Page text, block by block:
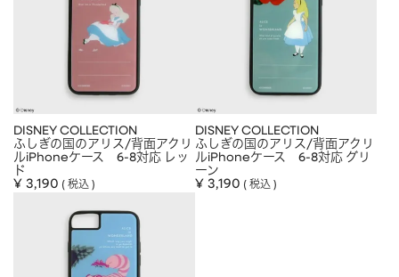
DISNEY COLLECTION
ふしぎの国のアリス/背面アクリ
ルiPhoneケース 6-8対応 レッ
ド
¥ 3,190 税込
DISNEY COLLECTION
ふしぎの国のアリス/背面アクリ
ルiPhoneケース 6-8対応 グリ
ーン
¥ 3,190 税込